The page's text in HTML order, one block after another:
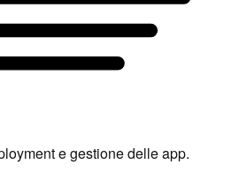
e gestione delle app.